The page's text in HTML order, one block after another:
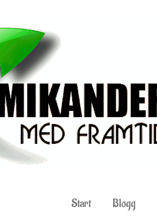
Start Blogg